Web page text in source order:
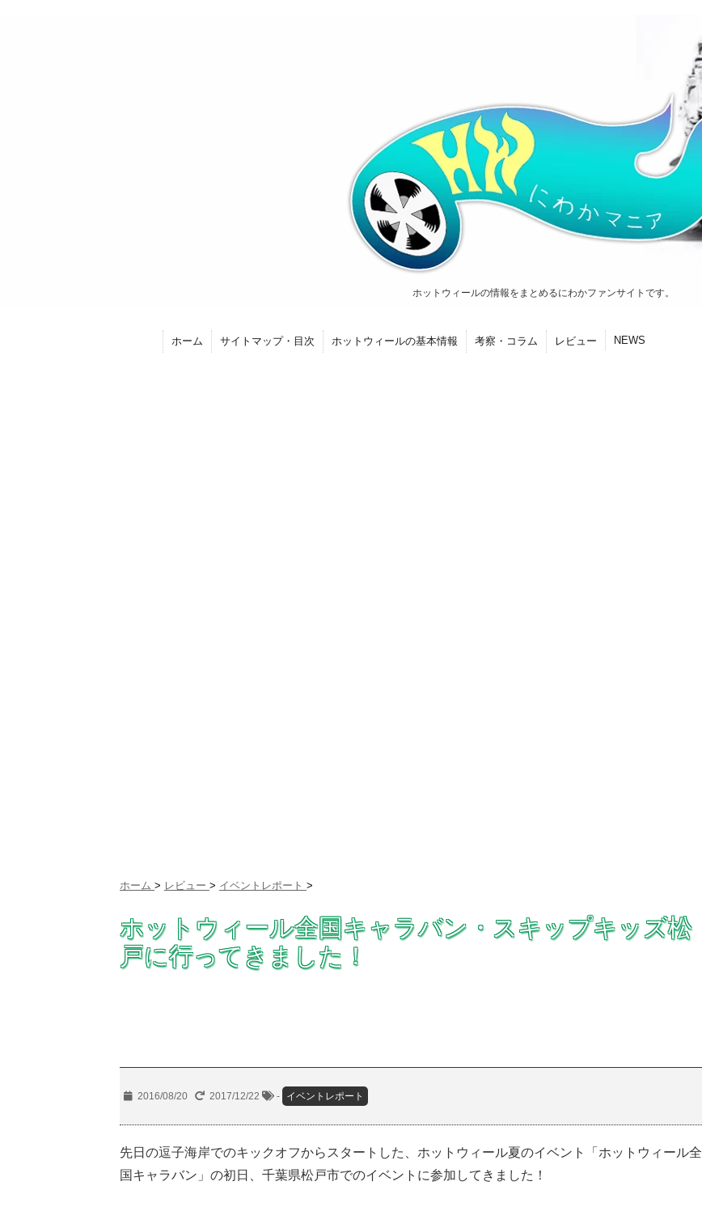
ホットウィールの情報をまとめるにわかファンサイトです。
ホーム サイトマップ・目次 ホットウィールの基本情報 考察・コラム レビュー NEWS
ホーム > レビュー > イベントレポート >
ホットウィール全国キャラバン・スキップキッズ松
戸に行ってきました！
2016/08/20 2017/12/22 - イベントレポート
先日の逗子海岸でのキックオフからスタートした、ホットウィール夏のイベント「ホットウィール全
国キャラバン」の初日、千葉県松戸市でのイベントに参加してきました！